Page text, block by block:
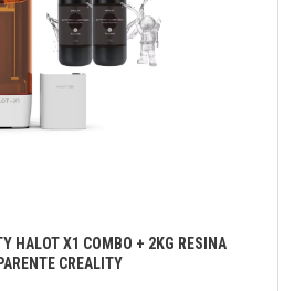
HALOT X1 COMBO + 2KG RESINA
CREALITY